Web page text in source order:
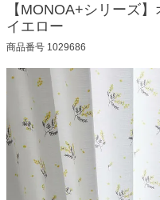
【MONOA+シリーズ
イエロー
商品番号 1029686